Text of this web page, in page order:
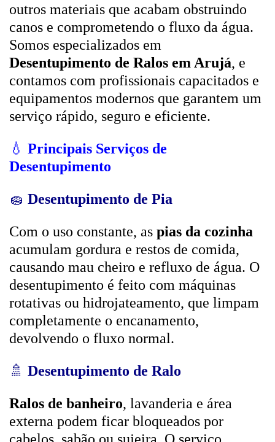
outros materiais que acabam obstruindo
canos e comprometendo o fluxo da água.
Somos especializados em
Desentupimento de Ralos em Arujá, e
contamos com profissionais capacitados e
equipamentos modernos que garantem um
serviço rápido, seguro e eficiente.
💧 Principais Serviços de
Desentupimento
🧽 Desentupimento de Pia
Com o uso constante, as pias da cozinha
acumulam gordura e restos de comida,
causando mau cheiro e refluxo de água. O
desentupimento é feito com máquinas
rotativas ou hidrojateamento, que limpam
completamente o encanamento,
devolvendo o fluxo normal.
🚿 Desentupimento de Ralo
Ralos de banheiro, lavanderia e área
externa podem ficar bloqueados por